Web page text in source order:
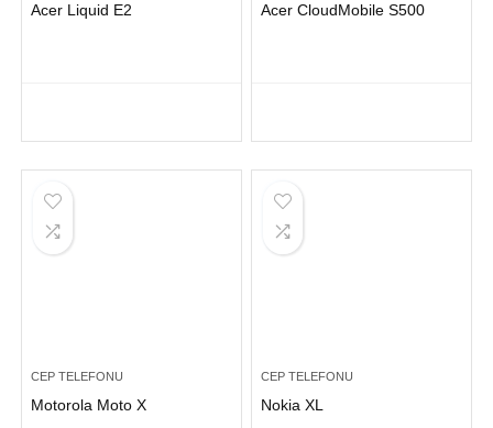
Acer Liquid E2 Acer CloudMobile S500
CEP TELEFONU
Motorola Moto X
CEP TELEFONU
Nokia XL